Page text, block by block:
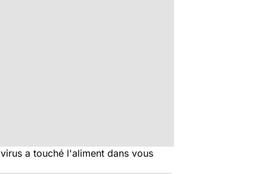
a touché l'aliment dans vous